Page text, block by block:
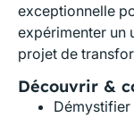
exceptionnelle
expérimenter un
projet de
Découvrir &
Démystifier